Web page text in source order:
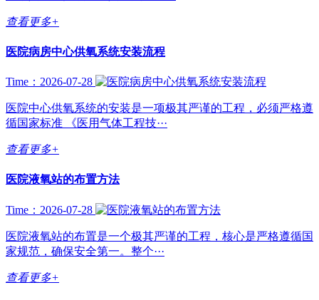
查看更多+
医院病房中心供氧系统安装流程
Time：2026-07-28
医院中心供氧系统的安装是一项极其严谨的工程，必须严格遵
循国家标准 《医用气体工程技···
查看更多+
医院液氧站的布置方法
Time：2026-07-28
医院液氧站的布置是一个极其严谨的工程，核心是严格遵循国
家规范，确保安全第一。整个···
查看更多+